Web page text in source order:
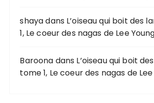
shayadans L’oiseau qui boit des
1, Le coeur des nagas de Lee
Baroona dans L’oiseau qui boit
tome 1, Le coeur des nagas de